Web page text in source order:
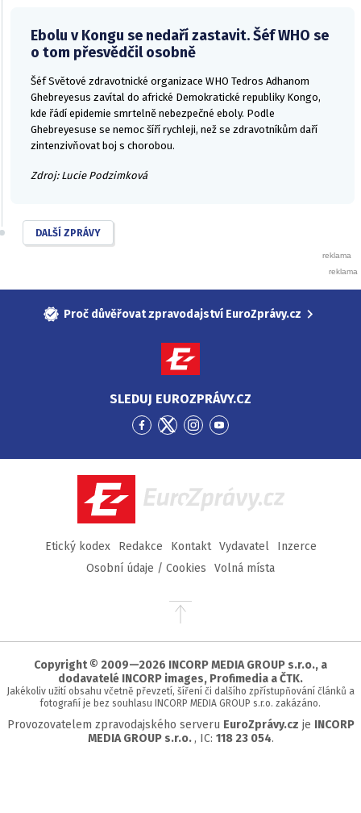
Ebolu v Kongu se nedaří zastavit. Šéf WHO se
o tom přesvědčil osobně
Šéf Světové zdravotnické organizace WHO Tedros Adhanom
Ghebreyesus zavítal do africké Demokratické republiky Kongo,
kde řádí epidemie smrtelně nebezpečné eboly. Podle
Ghebreyesuse se nemoc šíří rychleji, než se zdravotníkům daří
zintenzivňovat boj s chorobou.
Zdroj: Lucie Podzimková
DALŠÍ ZPRÁVY
Proč důvěřovat zpravodajství EuroZprávy.cz
SLEDUJ EUROZPRÁVY.CZ
Přejít
Facebook
Přejít
Twitter
Přejít
Instagram
Přejít
YouTube
EuroZprávy.cz
Etický kodex Redakce Kontakt Vydavatel
Inzerce
Osobní údaje / Cookies
Volná místa
Přejít
stránky
Copyright © 2009—2026 INCORP MEDIA GROUP s.r.o., a
dodavatelé INCORP images, Profimedia a ČTK.
Jakékoliv užití obsahu včetně převzetí, šíření či dalšího zpřístupňování článků a
fotografií je bez souhlasu INCORP MEDIA GROUP s.r.o. zakázáno.
Provozovatelem zpravodajského serveru EuroZprávy.cz je INCORP
MEDIA GROUP s.r.o. , IC: 118 23 054.